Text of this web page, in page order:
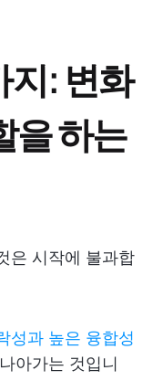
지: 변화
을 하는
은 시작에 불과합
성과 높은 융합성
아가는 것입니